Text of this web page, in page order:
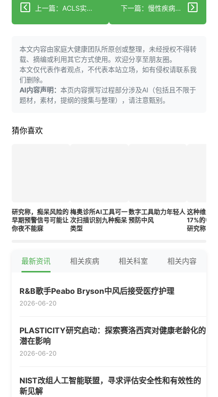
上一篇：ACLS实践测验：准备测试你的生命支持技能了吗？ 下一篇：慢性疾病与排除饮食法：它们真的有效吗？
本文内容由家庭大健康团队所原创或整理，未经授权不得转
载、摘编或利用其它方式使用。欢迎分享至朋友圈。
本文仅代表作者观点，不代表本站立场，如有侵权请联系我
们删除。
AI内容声明： 本页内容撰写过程部分涉及AI（包括且不限于
题材，素材，提纲的搜集与整理），请注意甄别。
猜你喜欢
研究称，痴呆风险的
早期预警信号可能让
你夜不能寐
梅奥诊所AI工具可一
次扫描识别九种痴呆
类型
数字工具助力年轻人
预防中风
这种维生
17%的中
研究称
最新资讯 相关疾病 相关科室 相关内容
R&B歌手Peabo Bryson中风后接受医疗护理
2026-06-20
PLASTICITY研究启动：探索赛洛西宾对健康老龄化的
潜在影响
2026-06-20
NIST改组人工智能联盟，寻求评估安全性和有效性的
新见解